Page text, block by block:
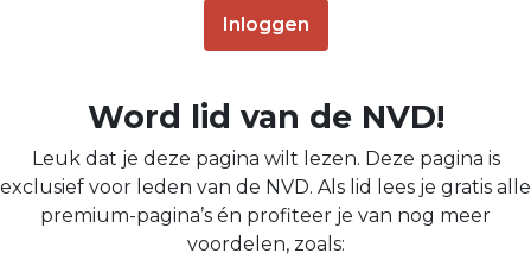
Inloggen
Word lid van de NVD!
Leuk dat je deze pagina wilt lezen. Deze pagina is
exclusief voor leden van de NVD. Als lid lees je gratis alle
premium-pagina’s én profiteer je van nog meer
voordelen, zoals: